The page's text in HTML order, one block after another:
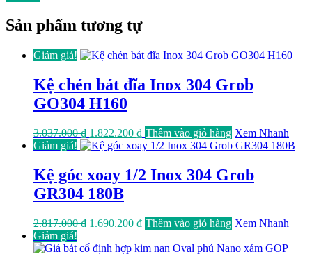
Sản phẩm tương tự
Giảm giá!
Kệ chén bát đĩa Inox 304 Grob
GO304 H160
3.037.000₫ Giá
gốc
3.037.000 ₫.
1.822.200 ₫Giá
hiện
là:
1.822.200 ₫.
Thêm vào giỏ hàng Xem Nhanh
Giảm giá!
Kệ góc xoay 1/2 Inox 304 Grob
GR304 180B
2.817.000₫ Giá
là:
1.690.200 ₫Giá
tại
Thêm vào giỏ hàng Xem Nhanh
Giảm giá!